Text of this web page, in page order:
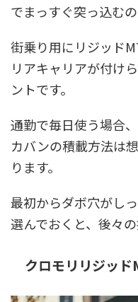
でまっすぐ突っ込む
街乗り用にリジッド
リアキャリアが付け
ントです。
通勤で毎日使う場合
カバンの積載方法は
ります。
最初からダボ穴がし
選んでおくと、後々
クロモリリジッ